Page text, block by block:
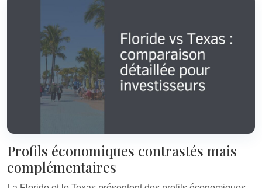
Profils économiques contrastés mais
complémentaires